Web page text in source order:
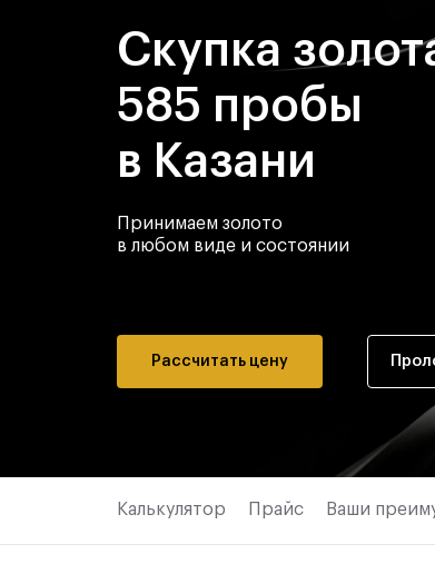
Скупка
585 пробы
в Казани
Принимаем золото
в любом виде и состоянии
Рассчитать цену
Калькулятор Прайс Ваши